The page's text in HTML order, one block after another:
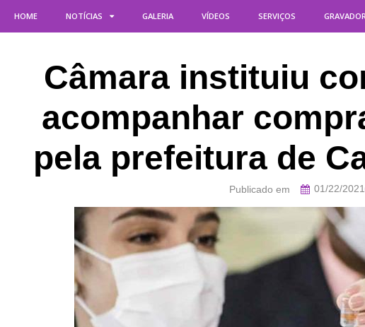
HOME NOTÍCIAS GALERIA VÍDEOS SERVIÇOS
Câmara instituiu
acompanhar
pela prefeitura de
Publicado em 01/22/2021